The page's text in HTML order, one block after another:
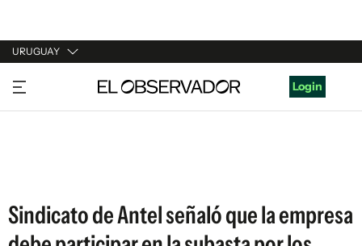
URUGUAY
URUGUAY
ARGENTINA
Login
Sindicato de Antel señaló que la empresa